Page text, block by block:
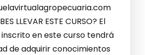
LLEVAR ESTE CURSO? El
en este curso tendrá
de adquirir conocimientos